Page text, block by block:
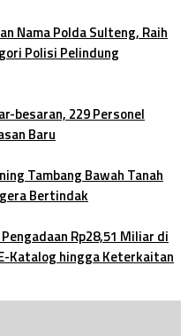
Nama Polda Sulteng, Raih
Polisi Pelindung
besaran, 229 Personel
Baru
Tambang Bawah Tanah
Bertindak
Rp28,51 Miliar di
Katalog hingga Keterkaitan